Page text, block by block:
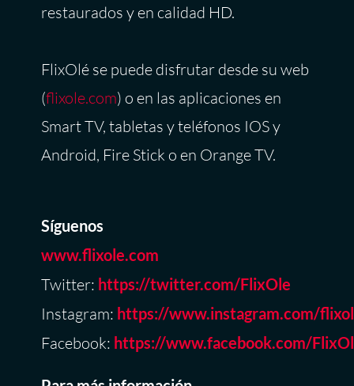
restaurados y en calidad HD.
FlixOlé se puede disfrutar desde su web
(flixole.com) o en las aplicaciones en
Smart TV, tabletas y teléfonos IOS y
Android, Fire Stick o en Orange TV.
Síguenos
www.flixole.com
Twitter: https://twitter.com/FlixOle
Instagram: https://www.instagram.com/
Facebook: https://www.facebook.com/